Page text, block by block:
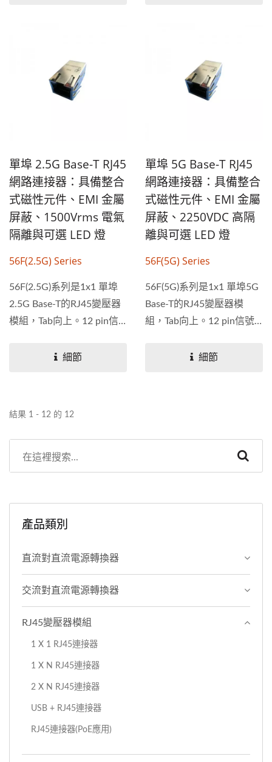
單埠 2.5G Base-T RJ45
網路連接器：具備整合
式磁性元件、EMI 金屬
屏蔽、1500Vrms 電氣
隔離與可選 LED 燈
56F(2.5G) Series
56F(2.5G)系列是1x1 單埠
2.5G Base-T的RJ45變壓器
模組，Tab向上。12 pin信
帶LED，內部磁性對HI-POT
細節
單埠 5G Base-T RJ45
網路連接器：具備整合
式磁性元件、EMI 金屬
屏蔽、2250VDC 高隔
離與可選 LED 燈
56F(5G) Series
56F(5G)系列是1x1 單埠5G
Base-T的RJ45變壓器模
組，Tab向上。12 pin信號
LED，內部磁性對HI-POT和
細節
結果 1 - 12 的 12
產品類別
直流對直流電源轉換器
交流對直流電源轉換器
RJ45變壓器模組
1 X 1 RJ45連接器
1 X N RJ45連接器
2 X N RJ45連接器
USB + RJ45連接器
RJ45連接器(PoE應用)